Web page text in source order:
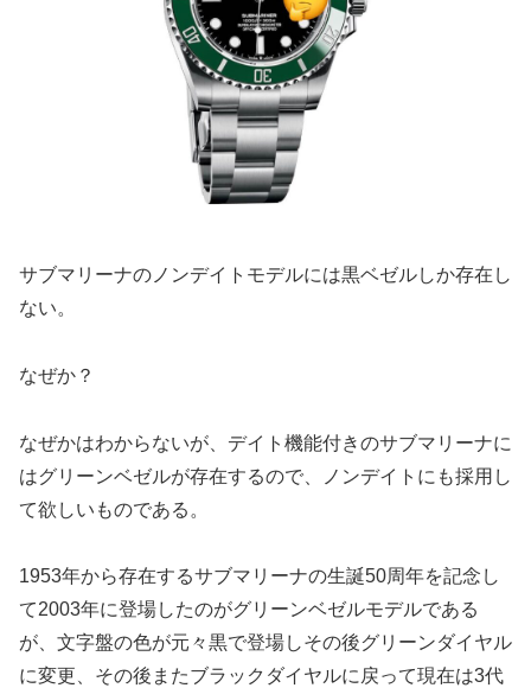
サブマリーナのノンデイトモデルには黒ベゼルしか存在し
ない。
なぜか？
なぜかはわからないが、デイト機能付きのサブマリーナに
はグリーンベゼルが存在するので、ノンデイトにも採用し
て欲しいものである。
1953年から存在するサブマリーナの生誕50周年を記念し
て2003年に登場したのがグリーンベゼルモデルである
が、文字盤の色が元々黒で登場しその後グリーンダイヤル
に変更、その後またブラックダイヤルに戻って現在は3代